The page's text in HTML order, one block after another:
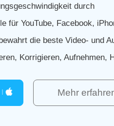
durch
für YouTube, Facebook,
die beste Video- und
Korrigieren, Aufnehmen,
Mehr